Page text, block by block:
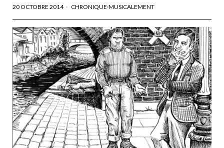
20 OCTOBRE 2014 CHRONIQUE·MUSICALEMENT